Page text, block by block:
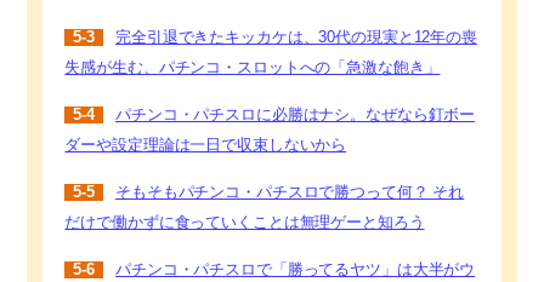
5-3
完全引退できたキッカケは、30代の現実と12年の喪
失感が生む、パチンコ・スロットへの「急激な飽き」
5-4
パチンコ・パチスロに必勝はナシ。なぜなら釘ボー
ダーや設定理論は一日で収束しないから
5-5
そもそもパチンコ・パチスロで勝つって何？ それ
だけで働かずに食っていくことは無理ゲーと知ろう
5-6
パチンコ・パチスロで「勝ってるヤツ」は大半がウ